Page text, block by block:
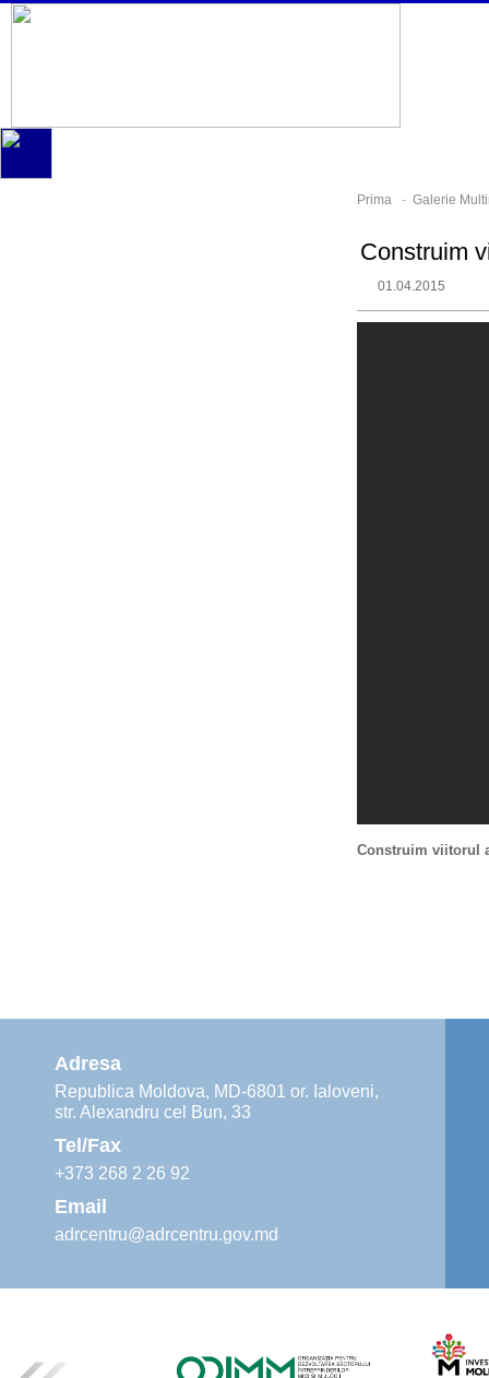
Prima - Galerie
Construim
01.04.2015
Construim viitorul
Adresa
Republica Moldova, MD-6801 or. Ialoveni,
str. Alexandru cel Bun, 33
Tel/Fax
+373 268 2 26 92
Email
adrcentru@adrcentru.gov.md